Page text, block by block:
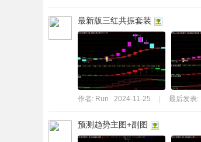
最新版三红共振套装
作者: Run 2024-11-25 最后发表:
预测趋势主图+副图